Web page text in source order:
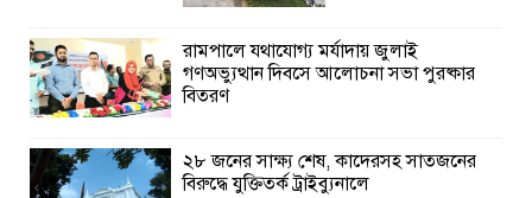
রামপালে যথাযোগ্য মর্যাদায় জুলাই
গণঅভ্যুত্থান দিবসে আলোচনা সভা পুরষ্কার
বিতরণ
২৮ জনের সাক্ষ্য শেষ, কাদেরসহ সাতজনের
বিরুদ্ধে যুক্তিতর্ক ট্রাইব্যুনালে